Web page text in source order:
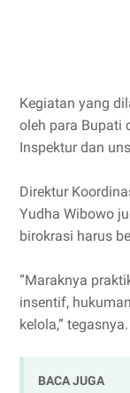
Kegiatan yang
oleh para Bupati
Inspektur dan
Direktur
Yudha Wibowo
birokrasi harus
“Maraknya
insentif,
kelola,” tegasnya.
BACA JUGA